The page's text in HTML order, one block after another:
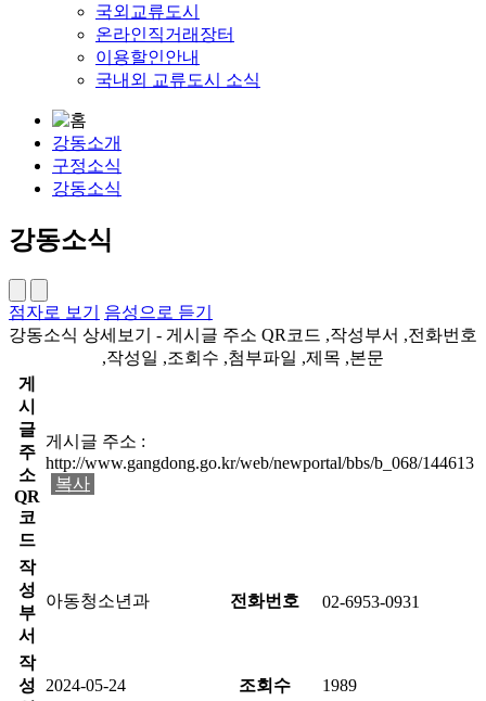
국외교류도시
온라인직거래장터
이용할인안내
국내외 교류도시 소식
강동소개
구정소식
강동소식
강동소식
점자로 보기
음성으로 듣기
강동소식 상세보기 - 게시글 주소 QR코드 ,작성부서 ,전화번호
,작성일 ,조회수 ,첨부파일 ,제목 ,본문
게
시
글
주
소
QR
코
드
게시글 주소 :
http://www.gangdong.go.kr/web/newportal/bbs/b_068/144613
복사
작
성
부
서
아동청소년과 전화번호 02-6953-0931
작
성
2024-05-24 조회수 1989